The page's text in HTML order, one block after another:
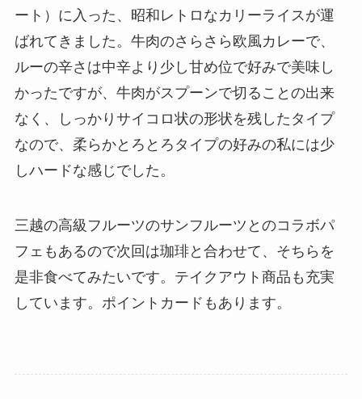
ート）に入った、昭和レトロなカリーライスが運
ばれてきました。牛肉のさらさら欧風カレーで、
ルーの辛さは中辛より少し甘め位で好みで美味し
かったですが、牛肉がスプーンで切ることの出来
なく、しっかりサイコロ状の形状を残したタイプ
なので、柔らかとろとろタイプの好みの私には少
しハードな感じでした。
三越の高級フルーツのサンフルーツとのコラボパ
フェもあるので次回は珈琲と合わせて、そちらを
是非食べてみたいです。テイクアウト商品も充実
しています。ポイントカードもあります。